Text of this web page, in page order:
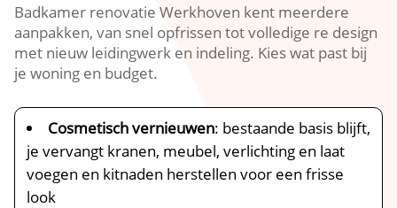
Badkamer renovatie Werkhoven kent meerdere
aanpakken, van snel opfrissen tot volledige re design
met nieuw leidingwerk en indeling.​ Kies wat past bij
je woning en budget.​
Cosmetisch vernieuwen: bestaande basis blijft,
je vervangt kranen, meubel, verlichting en laat
voegen en kitnaden herstellen voor een frisse
look